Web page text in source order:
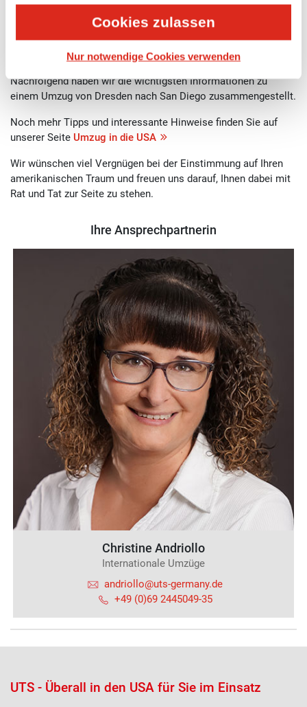
gesammelt haben.
Cookies zulassen
Nur notwendige Cookies verwenden
sorgfältig planen und kalkulieren.
Unsere Umzugsspezialisten geben Ihnen die bestmögliche
Beratung auf Ihrem Weg in ein neues Leben.
Nachfolgend haben wir die wichtigsten Informationen zu
einem Umzug von Dresden nach San Diego zusammengestellt.
Noch mehr Tipps und interessante Hinweise finden Sie auf
unserer Seite Umzug in die USA
Wir wünschen viel Vergnügen bei der Einstimmung auf Ihren
amerikanischen Traum und freuen uns darauf, Ihnen dabei mit
Rat und Tat zur Seite zu stehen.
Ihre Ansprechpartnerin
Christine Andriollo
Internationale Umzüge
andriollo@uts-germany.de
+49 (0)69 2445049-35
UTS - Überall in den USA für Sie im Einsatz